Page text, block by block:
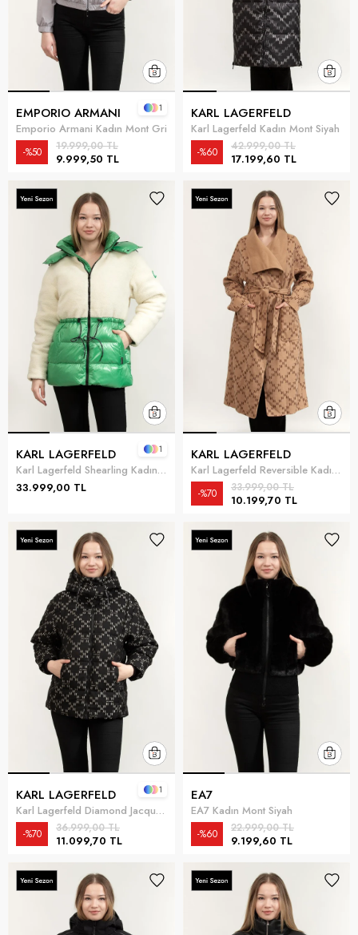
EMPORIO ARMANI
Emporio Armani Kadın Mont Gri
9.999,50 TL
19.999,00 TL
%50
1 KARL LAGERFELD
Karl Lagerfeld Kadın Mont Siyah
17.199,60 TL
42.999,00 TL
%60
KARL LAGERFELD
Karl Lagerfeld Shearling Kadın Mont Beyaz
33.999,00 TL
1 KARL LAGERFELD
Karl Lagerfeld Reversible Kadın Mont Bej
10.199,70 TL
33.999,00 TL
%70
KARL LAGERFELD
Karl Lagerfeld Diamond Jacquard Down Kadın Mont Siyah
11.099,70 TL
36.999,00 TL
%70
1 EA7
EA7 Kadın Mont Siyah
9.199,60 TL
22.999,00 TL
%60